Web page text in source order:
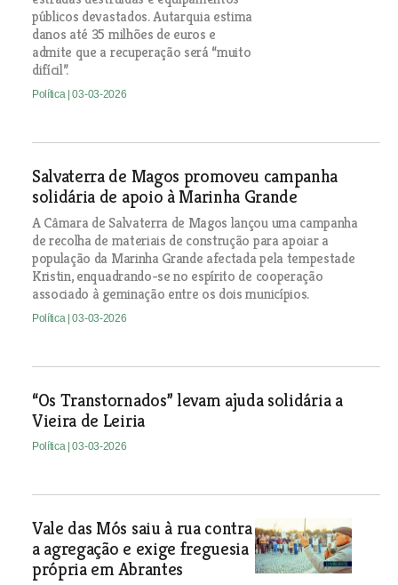
públicos devastados. Autarquia estima
danos até 35 milhões de euros e
admite que a recuperação será “muito
difícil”.
Política | 03-03-2026
Salvaterra de Magos promoveu campanha
solidária de apoio à Marinha Grande
A Câmara de Salvaterra de Magos lançou uma campanha
de recolha de materiais de construção para apoiar a
população da Marinha Grande afectada pela tempestade
Kristin, enquadrando-se no espírito de cooperação
associado à geminação entre os dois municípios.
Política | 03-03-2026
“Os Transtornados” levam ajuda solidária a
Vieira de Leiria
Política | 03-03-2026
Vale das Mós saiu à rua contra
a agregação e exige freguesia
própria em Abrantes